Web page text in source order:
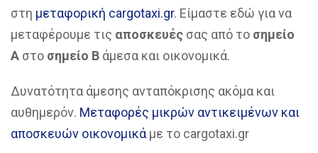
στη μεταφορική cargotaxi.gr. Είμαστε εδώ για να
μεταφέρουμε τις αποσκευές σας από το σημείο
Α στο σημείο Β άμεσα και οικονομικά.
Δυνατότητα άμεσης ανταπόκρισης ακόμα και
αυθημερόν. Μεταφορές μικρών αντικειμένων και
αποσκευών οικονομικά με το cargotaxi.gr